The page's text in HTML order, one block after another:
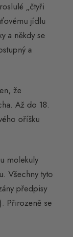
„čtyři
jídlu
a někdy se
a
že
Až do 18.
oříšku
molekuly
Všechny tyto
předpisy
Přirozeně se